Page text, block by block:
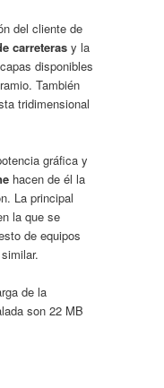
del cliente de
carreteras y la
disponibles
También
tridimensional
gráfica y
hacen de él la
La principal
la que se
de equipos
de la
son 22 MB